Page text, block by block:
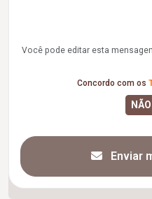
Você pode editar esta
Concordo com os
Enviar